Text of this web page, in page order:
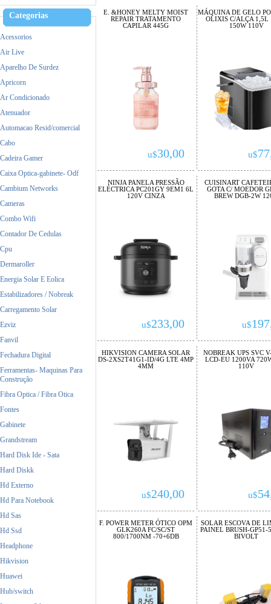
Nokia
Raspberry
Samsung
Satellite
TP-Link
Ubiquiti
Yealink
Zebra
Categorias
Acessorios
Air Live
Aparelho De Surdez
Apricorn
Ar Condicionado
Atenuador
Automacao Resid/comercial
Cabo
Cadeira Gamer
Caixa Optica-gabinete- Odf
Cambium Networks
Cameras
Combo Wifi
Contador De Cedulas
Cpu
Dermaroller
Energia Solar E Eolica
Estabilizadores / Nobreak
Carregamento Solar
Ezviz
Fanvil
Fechadura Digital
Ferramentas- Maquinas Para
Construção
Fibra Optica / Fibra Otica
Fontes
Gabinete
Grandstream
Hard Disk Ide - Sata
Hard Diskk
Hd Externo
Hd Para Notebook
Hd Sas
Hd Ssd
Headphone
Hikvision
Huawei
Hub/switch
E. &HONEY MELTY MOIST
REPAIR TRATAMENTO
CAPILAR 445G
u$30,00
MÁQUINA DE GELO
OLIXIS C/ALÇA 1,5L
150W 110V
u$
NINJA PANELA PRESSÃO
ELÉCTRICA PC201GY 9EM1 6L
120V CINZA
u$233,00
CUISINART
GOTA C/ MOEDOR
BREW DGB-2W
u$
HIKVISION CAMERA SOLAR
DS-2XS2T41G1-ID/4G LTE 4MP
4MM
u$240,00
NOBREAK UPS SVC
LCD-EU 1200VA
110V
u$
F. POWER METER ÓTICO OPM
GLK260A FC/SC/ST
800/1700NM -70+6DB
SOLAR ESCOVA DE
PAINEL BRUSH-GP51-
BIVOLT